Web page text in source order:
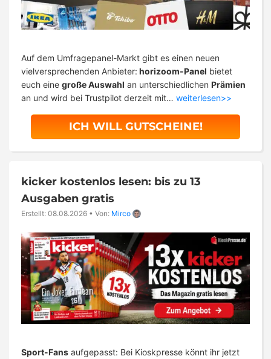
Auf dem Umfragepanel-Markt gibt es einen neuen
vielversprechenden Anbieter: horizoom-Panel bietet
euch eine große Auswahl an unterschiedlichen Prämien
an und wird bei Trustpilot derzeit mit… weiterlesen>>
ICH WILL GUTSCHEINE!
kicker kostenlos lesen: bis zu 13
Ausgaben gratis
Erstellt: 08.08.2026 • Von: Mirco
Sport-Fans aufgepasst: Bei Kioskpresse könnt ihr jetzt